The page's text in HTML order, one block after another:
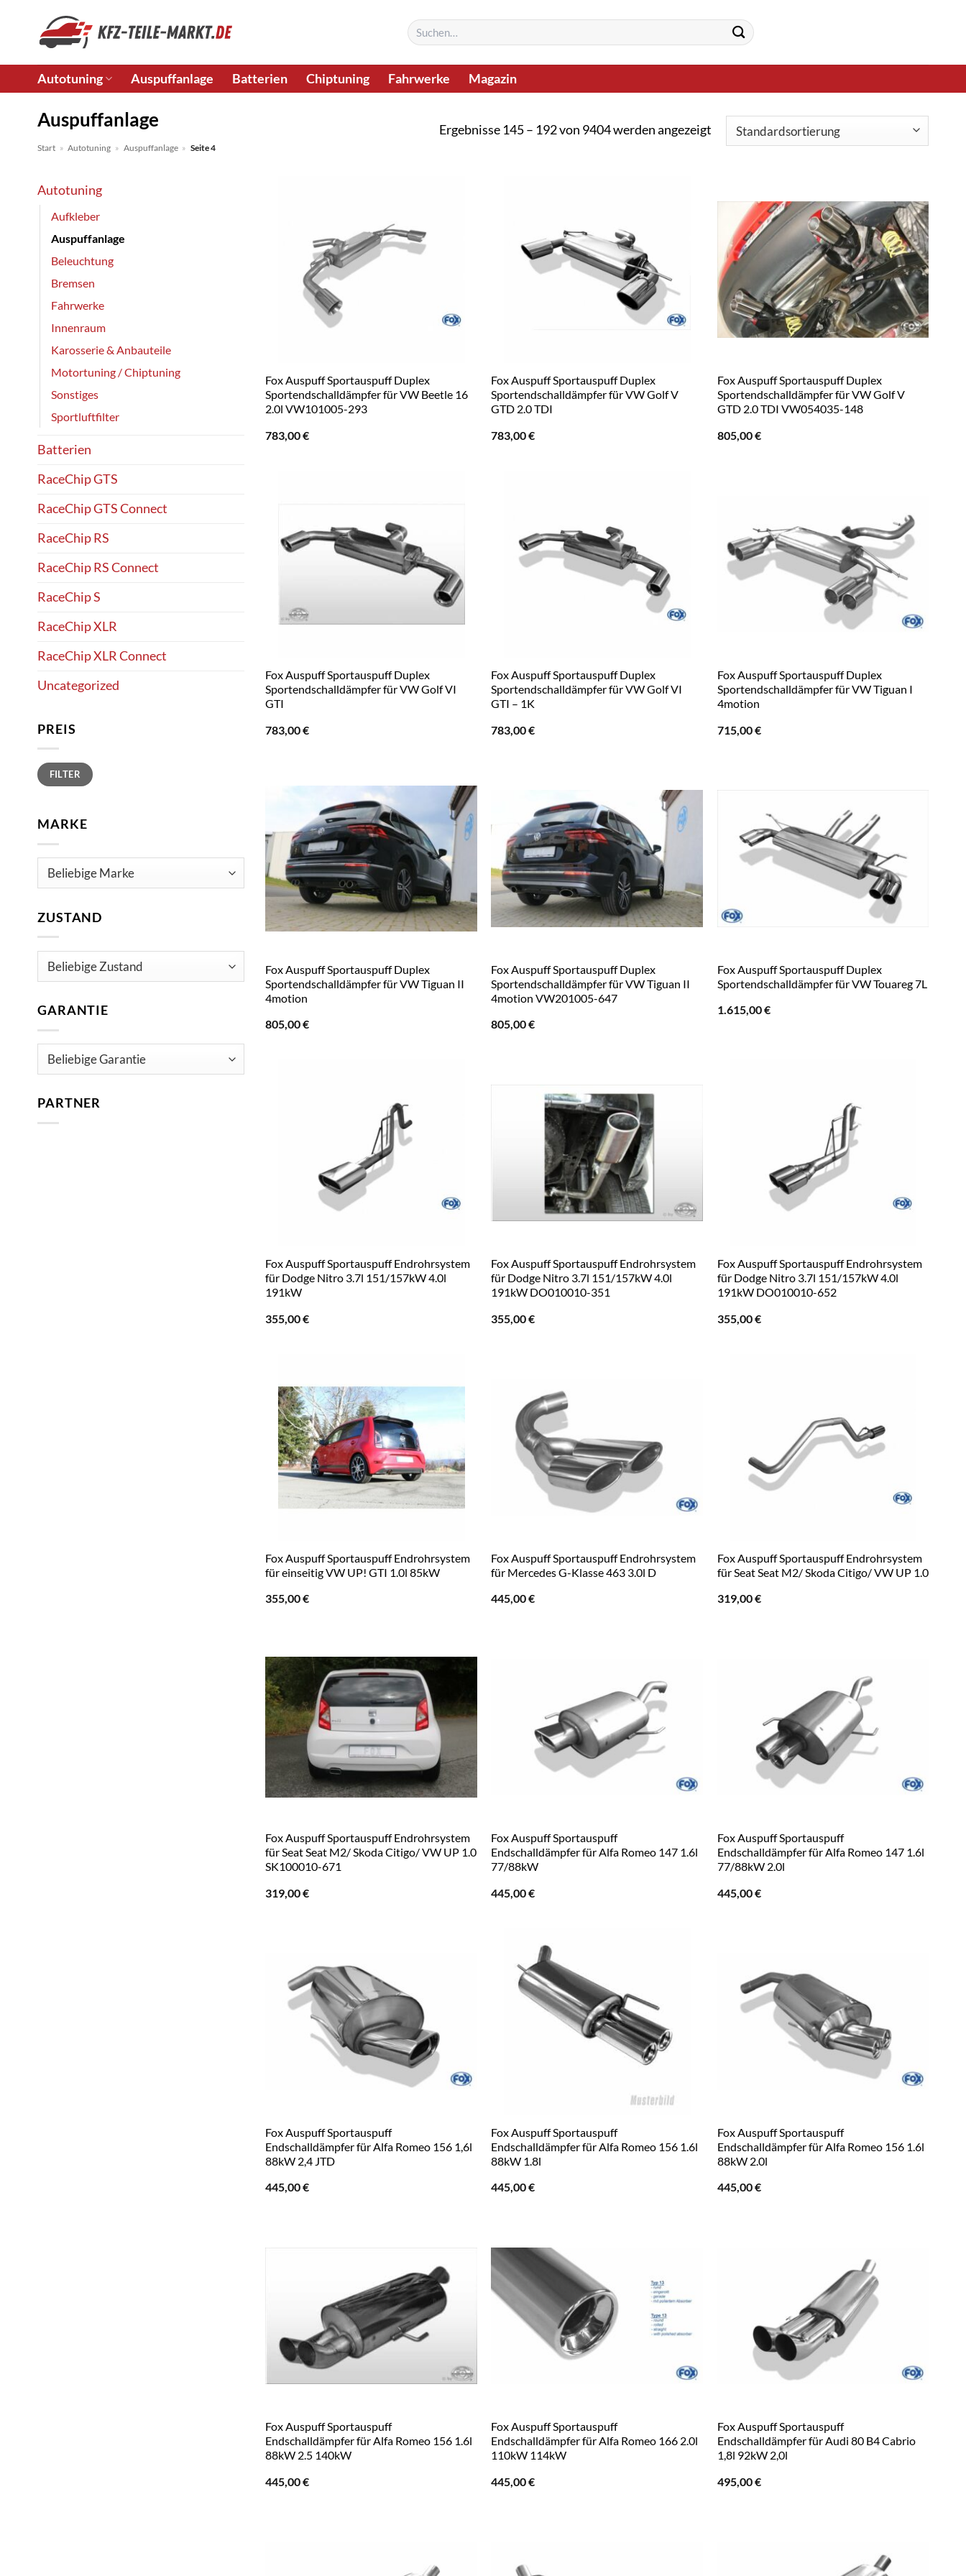
springen
Suchen
nach:
Autotuning Auspuffanlage Batterien Chiptuning Fahrwerke Magazin
Auspuffanlage
Start » Autotuning » Auspuffanlage » Seite 4
Ergebnisse 145 – 192 von 9404 werden angezeigt
Autotuning
Aufkleber
Auspuffanlage
Beleuchtung
Bremsen
Fahrwerke
Innenraum
Karosserie & Anbauteile
Motortuning / Chiptuning
Sonstiges
Sportluftfilter
Batterien
RaceChip GTS
RaceChip GTS Connect
RaceChip RS
RaceChip RS Connect
RaceChip S
RaceChip XLR
RaceChip XLR Connect
Uncategorized
PREIS
Min.
Preis
Max.
PreisFILTER
MARKE
ZUSTAND
GARANTIE
PARTNER
Fox Auspuff Sportauspuff Duplex
Sportendschalldämpfer für VW Beetle 16
2.0l VW101005-293
783,00€
Fox Auspuff Sportauspuff Duplex
Sportendschalldämpfer für VW Golf V
GTD 2.0 TDI
783,00€
Fox Auspuff Sportauspuff Duplex
Sportendschalldämpfer für VW Golf V
GTD 2.0 TDI VW054035-148
805,00€
Fox Auspuff Sportauspuff Duplex
Sportendschalldämpfer für VW Golf VI
GTI
783,00€
Fox Auspuff Sportauspuff Duplex
Sportendschalldämpfer für VW Golf VI
GTI – 1K
783,00€
Fox Auspuff Sportauspuff Duplex
Sportendschalldämpfer für VW Tiguan I
4motion
715,00€
Fox Auspuff Sportauspuff Duplex
Sportendschalldämpfer für VW Tiguan II
4motion
805,00€
Fox Auspuff Sportauspuff Duplex
Sportendschalldämpfer für VW Tiguan II
4motion VW201005-647
805,00€
Fox Auspuff Sportauspuff Duplex
Sportendschalldämpfer für VW Touareg 7L
1.615,00€
Fox Auspuff Sportauspuff Endrohrsystem
für Dodge Nitro 3.7l 151/157kW 4.0l
191kW
355,00€
Fox Auspuff Sportauspuff Endrohrsystem
für Dodge Nitro 3.7l 151/157kW 4.0l
191kW DO010010-351
355,00€
Fox Auspuff Sportauspuff Endrohrsystem
für Dodge Nitro 3.7l 151/157kW 4.0l
191kW DO010010-652
355,00€
Fox Auspuff Sportauspuff Endrohrsystem
für einseitig VW UP! GTI 1.0l 85kW
355,00€
Fox Auspuff Sportauspuff Endrohrsystem
für Mercedes G-Klasse 463 3.0l D
445,00€
Fox Auspuff Sportauspuff Endrohrsystem
für Seat Seat M2/ Skoda Citigo/ VW UP 1.0
319,00€
Fox Auspuff Sportauspuff Endrohrsystem
für Seat Seat M2/ Skoda Citigo/ VW UP 1.0
SK100010-671
319,00€
Fox Auspuff Sportauspuff
Endschalldämpfer für Alfa Romeo 147 1.6l
77/88kW
445,00€
Fox Auspuff Sportauspuff
Endschalldämpfer für Alfa Romeo 147 1.6l
77/88kW 2.0l
445,00€
Fox Auspuff Sportauspuff
Endschalldämpfer für Alfa Romeo 156 1,6l
88kW 2,4 JTD
445,00€
Fox Auspuff Sportauspuff
Endschalldämpfer für Alfa Romeo 156 1.6l
88kW 1.8l
445,00€
Fox Auspuff Sportauspuff
Endschalldämpfer für Alfa Romeo 156 1.6l
88kW 2.0l
445,00€
Fox Auspuff Sportauspuff
Endschalldämpfer für Alfa Romeo 156 1.6l
88kW 2.5 140kW
445,00€
Fox Auspuff Sportauspuff
Endschalldämpfer für Alfa Romeo 166 2.0l
110kW 114kW
445,00€
Fox Auspuff Sportauspuff
Endschalldämpfer für Audi 80 B4 Cabrio
1,8l 92kW 2,0l
495,00€